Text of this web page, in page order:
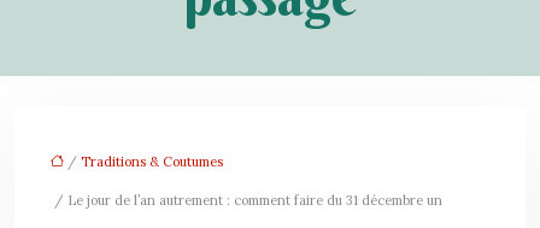
/ Traditions & Coutumes
/ Le jour de l’an autrement : comment faire du 31 décembre un